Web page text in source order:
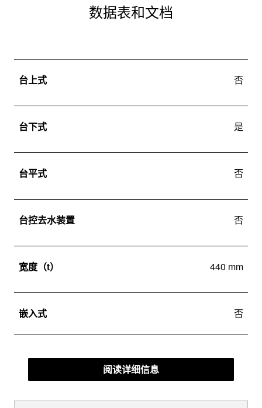
数据表和文档
台上式 否
台下式 是
台平式 否
台控去水装置 否
宽度（t） 440 mm
嵌入式 否
阅读详细信息